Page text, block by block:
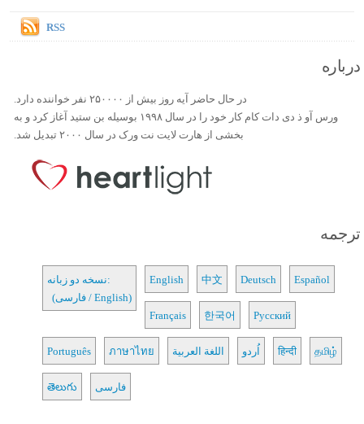
RSS
درباره
در حال حاضر آیه روز بیش از ۲۵۰۰۰۰ نفر خواننده دارد.
ورس آو ذ دی دات کام کار خود را در سال ۱۹۹۸ بوسیله بن ستید آغاز کرد و به
بخشی از هارت لایت نت ورک در سال ۲۰۰۰ تبدیل شد.
ترجمه
نسخه دو زبانه:
(فارسی / English)
English 中文 Deutsch Español
Français 한국어 Русский
Português ภาษาไทย اللغة العربية اُردو हिन्दी தமிழ்
తెలుగు فارسی